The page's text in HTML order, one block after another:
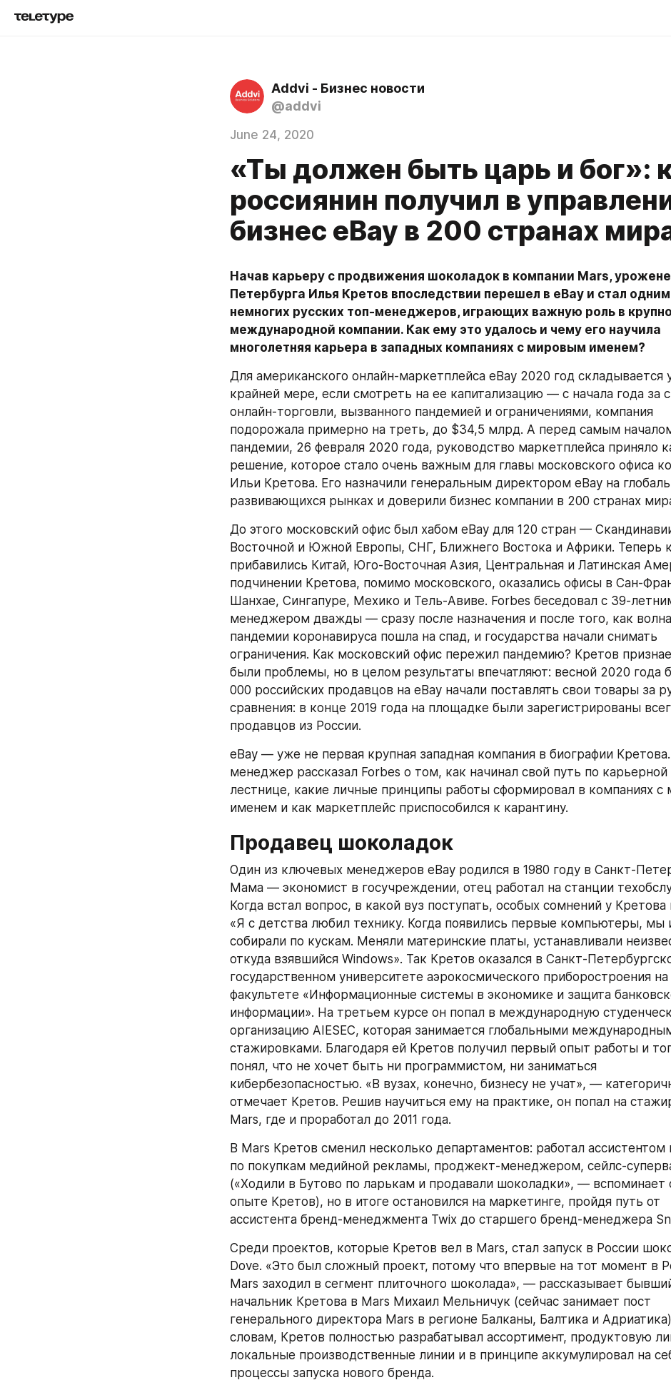
Addvi - Бизнес новости
@addvi
June 24, 2020
«Ты должен быть царь и бог»:
россиянин получил в
бизнес eBay в 200 странах
Начав карьеру с продвижения шоколадок в компании Mars,
Петербурга Илья Кретов впоследствии перешел в eBay и стал
немногих русских топ-менеджеров, играющих важную роль в
международной компании. Как ему это удалось и чему его научила
многолетняя карьера в западных компаниях с мировым именем?
Для американского онлайн-маркетплейса eBay 2020 год складывается
крайней мере, если смотреть на ее капитализацию — с начала года за
онлайн-торговли, вызванного пандемией и ограничениями, компания
подорожала примерно на треть, до $34,5 млрд. А перед самым
пандемии, 26 февраля 2020 года, руководство маркетплейса приняло
решение, которое стало очень важным для главы московского офиса
Ильи Кретова. Его назначили генеральным директором eBay на
развивающихся рынках и доверили бизнес компании в 200 странах
До этого московский офис был хабом eBay для 120 стран —
Восточной и Южной Европы, СНГ, Ближнего Востока и Африки. Теперь
прибавились Китай, Юго-Восточная Азия, Центральная и Латинская
подчинении Кретова, помимо московского, оказались офисы в Сан-
Шанхае, Сингапуре, Мехико и Тель-Авиве. Forbes беседовал с 39-
менеджером дважды — сразу после назначения и после того, как волна
пандемии коронавируса пошла на спад, и государства начали снимать
ограничения. Как московский офис пережил пандемию? Кретов
были проблемы, но в целом результаты впечатляют: весной 2020 года
000 российских продавцов на eBay начали поставлять свои товары за
сравнения: в конце 2019 года на площадке были зарегистрированы
продавцов из России.
eBay — уже не первая крупная западная компания в биографии
менеджер рассказал Forbes о том, как начинал свой путь по карьерной
лестнице, какие личные принципы работы сформировал в компаниях
именем и как маркетплейс приспособился к карантину.
Продавец шоколадок
Один из ключевых менеджеров eBay родился в 1980 году в Санкт-
Мама — экономист в госучреждении, отец работал на станции
Когда встал вопрос, в какой вуз поступать, особых сомнений у
«Я с детства любил технику. Когда появились первые компьютеры, мы
собирали по кускам. Меняли материнские платы, устанавливали
откуда взявшийся Windows». Так Кретов оказался в Санкт-
государственном университете аэрокосмического приборостроения на
факультете «Информационные системы в экономике и защита
информации». На третьем курсе он попал в международную
организацию AIESEC, которая занимается глобальными
стажировками. Благодаря ей Кретов получил первый опыт работы и
понял, что не хочет быть ни программистом, ни заниматься
кибербезопасностью. «В вузах, конечно, бизнесу не учат», —
отмечает Кретов. Решив научиться ему на практике, он попал на
Mars, где и проработал до 2011 года.
В Mars Кретов сменил несколько департаментов: работал ассистентом
по покупкам медийной рекламы, проджект-менеджером, сейлс-
(«Ходили в Бутово по ларькам и продавали шоколадки», — вспоминает
опыте Кретов), но в итоге остановился на маркетинге, пройдя путь от
ассистента бренд-менеджмента Twix до старшего бренд-менеджера
Среди проектов, которые Кретов вел в Mars, стал запуск в России
Dove. «Это был сложный проект, потому что впервые на тот момент в
Mars заходил в сегмент плиточного шоколада», — рассказывает
начальник Кретова в Mars Михаил Мельничук (сейчас занимает пост
генерального директора Mars в регионе Балканы, Балтика и
словам, Кретов полностью разрабатывал ассортимент, продуктовую
локальные производственные линии и в принципе аккумулировал на
процессы запуска нового бренда.